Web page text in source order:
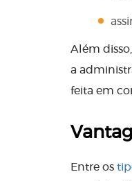
Além
a
feita em
Entre os